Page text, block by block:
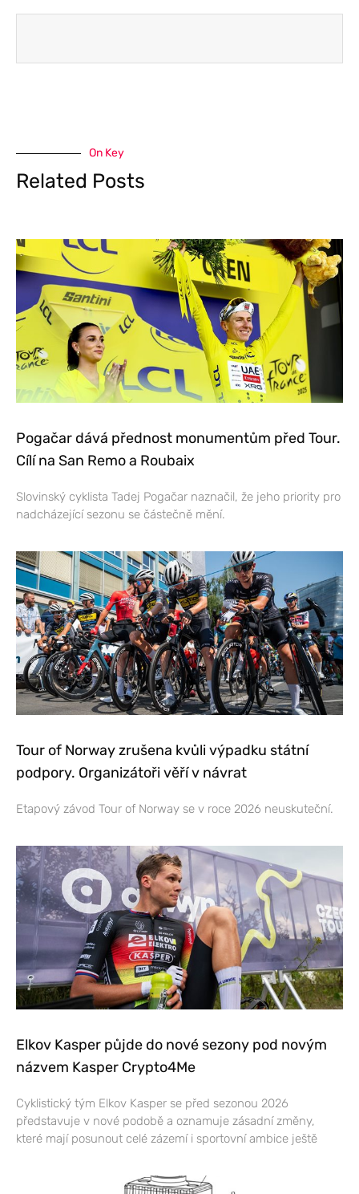
On Key
Related Posts
Pogačar dává přednost monumentům před Tour.
Cílí na San Remo a Roubaix
Slovinský cyklista Tadej Pogačar naznačil, že jeho priority pro
nadcházející sezonu se částečně mění.
Tour of Norway zrušena kvůli výpadku státní
podpory. Organizátoři věří v návrat
Etapový závod Tour of Norway se v roce 2026 neuskuteční.
Elkov Kasper půjde do nové sezony pod novým
názvem Kasper Crypto4Me
Cyklistický tým Elkov Kasper se před sezonou 2026
představuje v nové podobě a oznamuje zásadní změny,
které mají posunout celé zázemí i sportovní ambice ještě